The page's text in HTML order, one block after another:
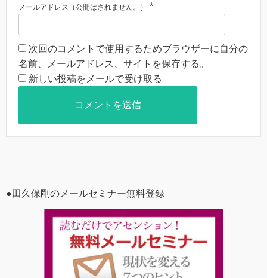
メールアドレス（公開はされません。） *
次回のコメントで使用するためブラウザーに自分の
名前、メールアドレス、サイトを保存する。
新しい投稿をメールで受け取る
●田久保剛のメールセミナー無料登録